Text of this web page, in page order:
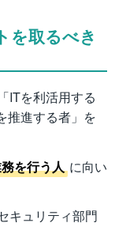
を取るべき
ITを利活用する
推進する者」を
を行う人 に向い
キュリティ部門